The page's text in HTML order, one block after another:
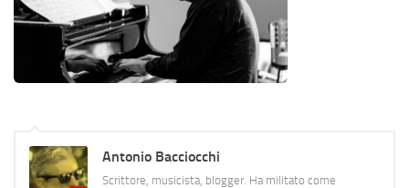
Antonio Bacciocchi
Scrittore, musicista, blogger. Ha militato come